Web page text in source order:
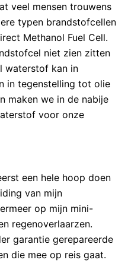
veel mensen trouwens
typen brandstofcellen
Methanol Fuel Cell.
niet zien zitten
waterstof kan in
in tegenstelling tot olie
maken we in de nabije
voor onze
een hele hoop doen
van mijn
op mijn mini-
regenoverlaarzen.
garantie gerepareerde
die mee op reis gaat.